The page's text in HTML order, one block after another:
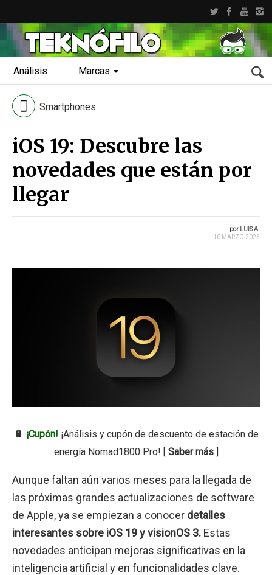
Análisis Marcas
Smartphones
iOS 19: Descubre las
novedades que están por
llegar
por LUIS A.
10 MARZO 2025
🔋 ¡Cupón! ¡Análisis y cupón de descuento de estación de
energía Nomad1800 Pro! [ Saber más]
Aunque faltan aún varios meses para la llegada de
las próximas grandes actualizaciones de software
de Apple, ya se empiezan a conocer detalles
interesantes sobre iOS 19 y visionOS 3. Estas
novedades anticipan mejoras significativas en la
inteligencia artificial y en funcionalidades clave.